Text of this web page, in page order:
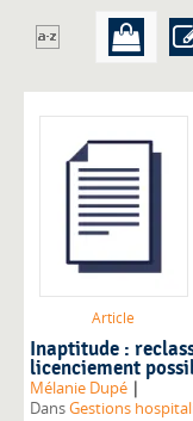
Article
Inaptitude :
licenciement
Mélanie Dupé |
DansGestions